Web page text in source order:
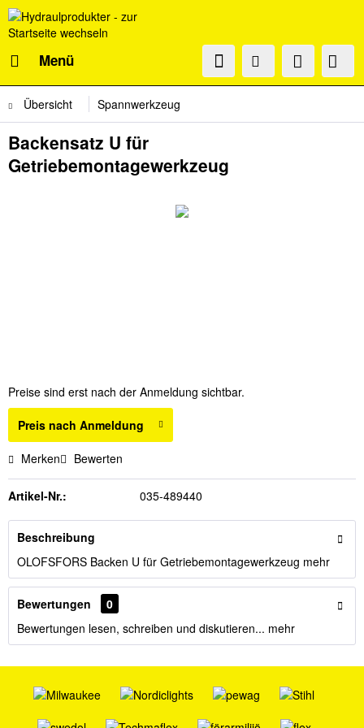
Menü
Übersicht Spannwerkzeug
Backensatz U für
Getriebemontagewerkzeug
Preise sind erst nach der Anmeldung sichtbar.
Preis nach Anmeldung
Merken Bewerten
Artikel-Nr.: 035-489440
Beschreibung
OLOFSFORS Backen U für Getriebemontagewerkzeug mehr
Bewertungen
0
Bewertungen lesen, schreiben und diskutieren... mehr